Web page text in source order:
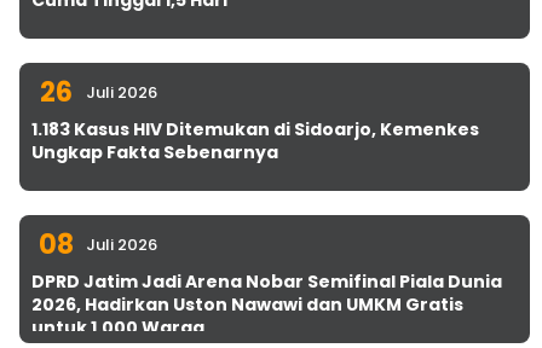
26 Juli 2026
1.183 Kasus HIV Ditemukan di Sidoarjo, Kemenkes
Ungkap Fakta Sebenarnya
08 Juli 2026
DPRD Jatim Jadi Arena Nobar Semifinal Piala Dunia
2026, Hadirkan Uston Nawawi dan UMKM Gratis
untuk 1.000 Warga